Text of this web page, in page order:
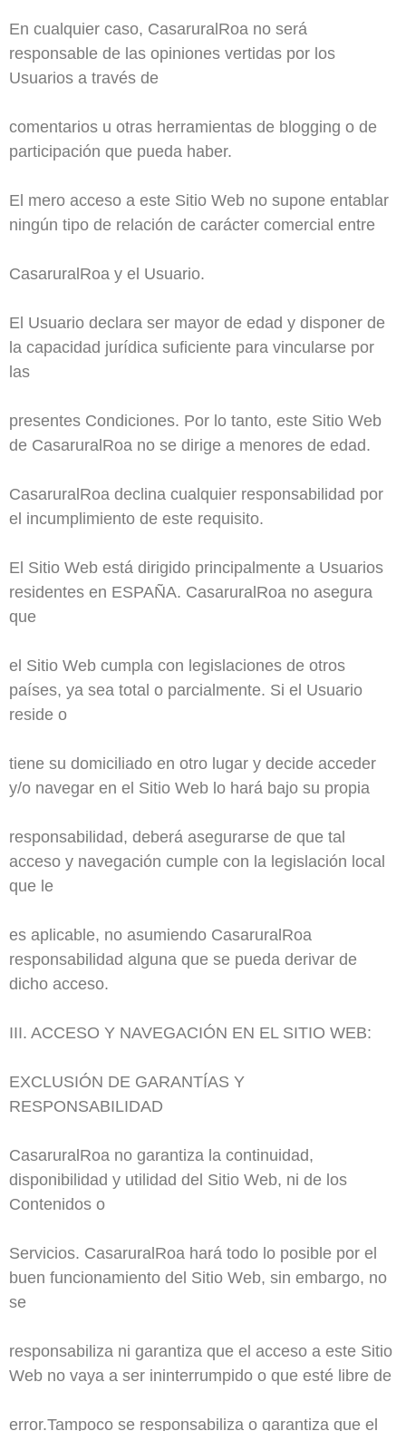
En cualquier caso, CasaruralRoa no será
responsable de las opiniones vertidas por los
Usuarios a través de
comentarios u otras herramientas de blogging o de
participación que pueda haber.
El mero acceso a este Sitio Web no supone entablar
ningún tipo de relación de carácter comercial entre
CasaruralRoa y el Usuario.
El Usuario declara ser mayor de edad y disponer de
la capacidad jurídica suficiente para vincularse por
las
presentes Condiciones. Por lo tanto, este Sitio Web
de CasaruralRoa no se dirige a menores de edad.
CasaruralRoa declina cualquier responsabilidad por
el incumplimiento de este requisito.
El Sitio Web está dirigido principalmente a Usuarios
residentes en ESPAÑA. CasaruralRoa no asegura
que
el Sitio Web cumpla con legislaciones de otros
países, ya sea total o parcialmente. Si el Usuario
reside o
tiene su domiciliado en otro lugar y decide acceder
y/o navegar en el Sitio Web lo hará bajo su propia
responsabilidad, deberá asegurarse de que tal
acceso y navegación cumple con la legislación local
que le
es aplicable, no asumiendo CasaruralRoa
responsabilidad alguna que se pueda derivar de
dicho acceso.
III. ACCESO Y NAVEGACIÓN EN EL SITIO WEB:
EXCLUSIÓN DE GARANTÍAS Y
RESPONSABILIDAD
CasaruralRoa no garantiza la continuidad,
disponibilidad y utilidad del Sitio Web, ni de los
Contenidos o
Servicios. CasaruralRoa hará todo lo posible por el
buen funcionamiento del Sitio Web, sin embargo, no
se
responsabiliza ni garantiza que el acceso a este Sitio
Web no vaya a ser ininterrumpido o que esté libre de
error.Tampoco se responsabiliza o garantiza que el